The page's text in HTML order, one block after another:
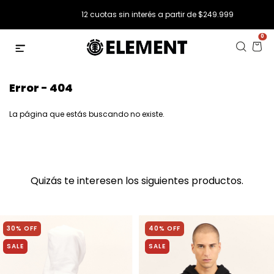
12 cuotas sin interés a partir de $249.999
0
Error - 404
La página que estás buscando no existe.
Quizás te interesen los siguientes productos.
30% OFF
SALE
40% OFF
SALE